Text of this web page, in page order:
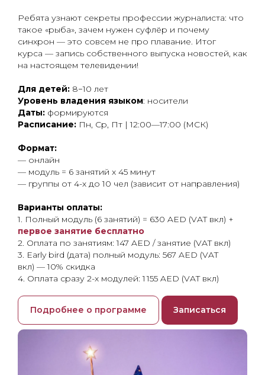
Ребята узнают секреты профессии журналиста: что
такое «рыба», зачем нужен суфлёр и почему
синхрон — это совсем не про плавание. Итог
курса — запись собственного выпуска новостей, как
на настоящем телевидении!
Для детей: 8−10 лет
Уровень владения языком: носители
Даты: формируются
Расписание: Пн, Ср, Пт | 12:00—17:00 (МСК)
Формат:
— онлайн
— модуль = 6 занятий x 45 минут
— группы от 4-х до 10 чел (зависит от направления)
Варианты оплаты:
1. Полный модуль (6 занятий) = 630 AED (VAT вкл) +
первое занятие бесплатно
2. Оплата по занятиям: 147 AED / занятие (VAT вкл)
3. Early bird (дата) полный модуль: 567 AED (VAT
вкл) — 10% скидка
4. Оплата сразу 2-х модулей: 1 155 AED (VAT вкл)
Подробнее о программе Записаться